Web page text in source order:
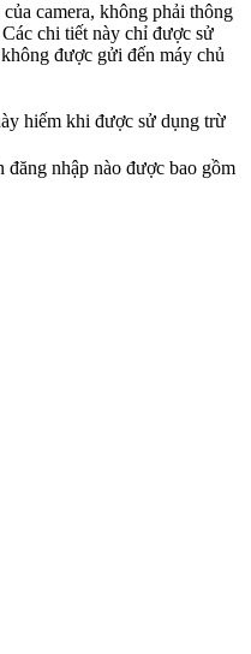
camera, không phải thông
chi tiết này chỉ được sử
được gửi đến máy chủ
hiếm khi được sử dụng trừ
nhập nào được bao gồm